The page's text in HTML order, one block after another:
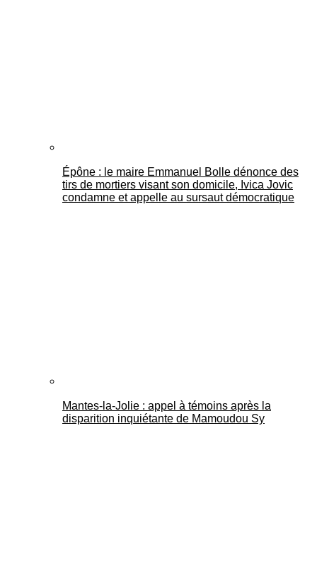
Épône : le maire Emmanuel Bolle dénonce des
tirs de mortiers visant son domicile, Ivica Jovic
condamne et appelle au sursaut démocratique
Mantes-la-Jolie : appel à témoins après la
disparition inquiétante de Mamoudou Sy